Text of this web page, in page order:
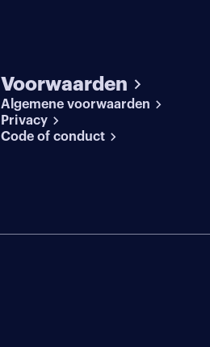
Voorwaarden
Algemene voorwaarden
Privacy
Code of conduct